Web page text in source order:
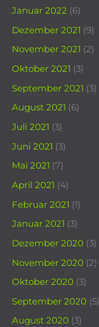
Januar 2022 (6)
Dezember 2021 (9)
November 2021 (2)
Oktober 2021 (3)
September 2021 (3)
August 2021 (6)
Juli 2021 (3)
Juni 2021 (3)
Mai 2021 (7)
April 2021 (4)
Februar 2021 (1)
Januar 2021 (3)
Dezember 2020 (3)
November 2020 (2)
Oktober 2020 (3)
September 2020 (5)
August 2020 (3)